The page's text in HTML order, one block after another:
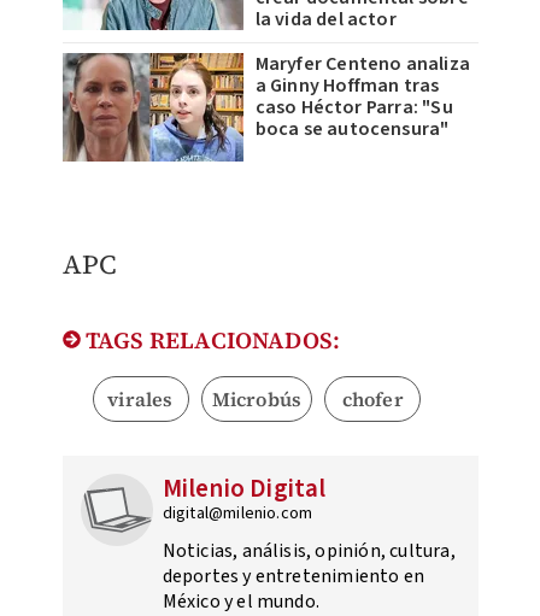
la vida del actor
Maryfer Centeno analiza
a Ginny Hoffman tras
caso Héctor Parra: "Su
boca se autocensura"
APC
TAGS RELACIONADOS:
virales Microbús chofer
Milenio Digital
digital@milenio.com
Noticias, análisis, opinión, cultura,
deportes y entretenimiento en
México y el mundo.